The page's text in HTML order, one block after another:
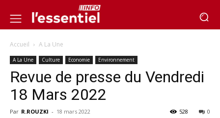
Accueil A La Une
A La Une Culture Economie Environnement
Revue de presse du Vendredi
18 Mars 2022
Par R.ROUZKI - 18 mars 2022 0
528